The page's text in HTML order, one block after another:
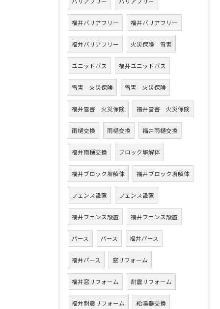
福井バリアフリー 福井バリアフリー
福井バリアフリー 火災保険 雪害
ユニットバス 福井ユニットバス
雪害 火災保険 雪害 火災保険
福井雪害 火災保険 福井雪害 火災保険
雨樋交換 雨樋交換 福井雨樋交換
福井雨樋交換 ブロック塀解体
福井ブロック塀解体 福井ブロック塀解体
フェンス設置 フェンス設置
福井フェンス設置 福井フェンス設置
パース パース 福井パース
福井パース 窓リフォーム
福井窓リフォーム 耐震リフォーム
福井耐震リフォーム 給湯器交換